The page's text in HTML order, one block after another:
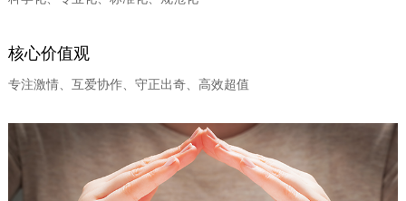
核心价值观
专注激情、互爱协作、守正出奇、高效超值